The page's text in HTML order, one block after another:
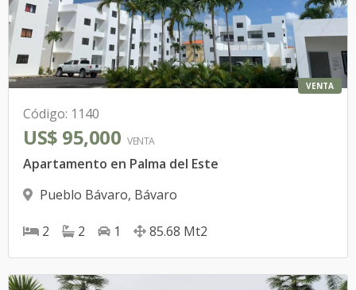
VENTA
Código: 1140
US$ 95,000 VENTA
Apartamento en Palma del Este
Pueblo Bávaro, Bávaro
2 2 1 85.68 Mt2